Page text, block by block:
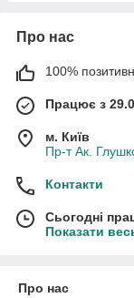
Про нас
100%
Працює з
м. Київ
Пр-т Ак.
Контакти
Сьогодні
Показати
Про нас